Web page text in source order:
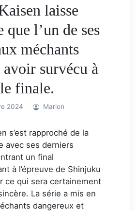
laisse
que l’un de ses
méchants
survécu à
finale.
2024 Marlon
s’est rapproché de la
avec ses derniers
un final
à l’épreuve de Shinjuku
ce qui sera certainement
La série a mis en
dangereux et